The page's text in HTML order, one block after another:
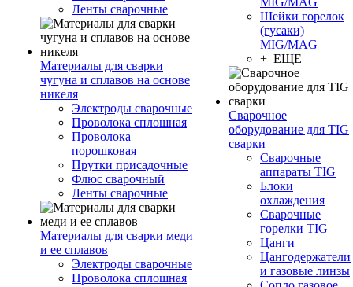
Ленты сварочные
Материалы для сварки
чугуна и сплавов на основе
никеля
Электроды сварочные
Проволока сплошная
Проволока
порошковая
Прутки присадочные
Флюс сварочный
Ленты сварочные
Материалы для сварки меди
и ее сплавов
Электроды сварочные
Проволока сплошная
Шейки горелок
(гусаки)
MIG/MAG
+ ЕЩЕ
Сварочное
оборудование для TIG
сварки
Сварочные
аппараты TIG
Блоки
охлаждения
Сварочные
горелки TIG
Цанги
Цангодержатели
и газовые линзы